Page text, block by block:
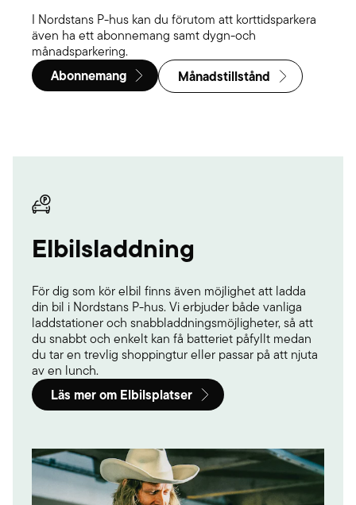
I Nordstans P-hus kan du förutom att korttidsparkera
även ha ett abonnemang samt dygn-och
månadsparkering.
Abonnemang Månadstillstånd
Elbilsladdning
För dig som kör elbil finns även möjlighet att ladda
din bil i Nordstans P-hus. Vi erbjuder både vanliga
laddstationer och snabbladdningsmöjligheter, så att
du snabbt och enkelt kan få batteriet påfyllt medan
du tar en trevlig shoppingtur eller passar på att njuta
av en lunch.
Läs mer om Elbilsplatser